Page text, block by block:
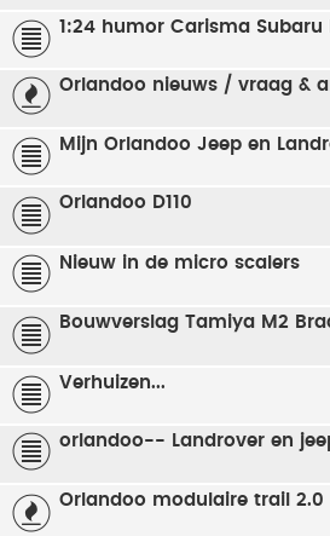
1:24 humor Carisma Subaru
Orlandoo nieuws / vraag &
Mijn Orlandoo Jeep en
Orlandoo D110
Nieuw in de micro scalers
Bouwverslag Tamiya M2
Verhuizen...
orlandoo-- Landrover en
Orlandoo modulaire trail 2.0